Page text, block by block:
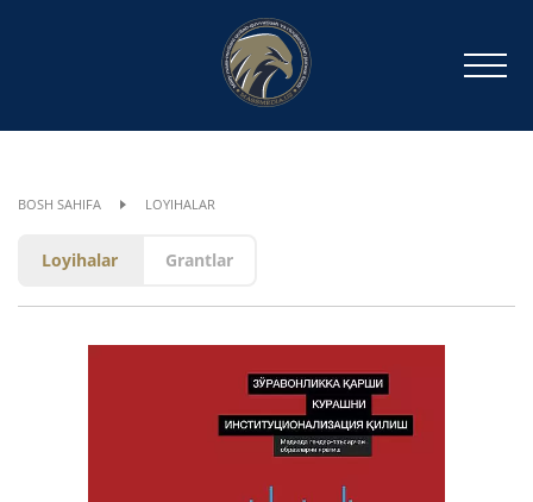
BOSH SAHIFA LOYIHALAR
Loyihalar Grantlar